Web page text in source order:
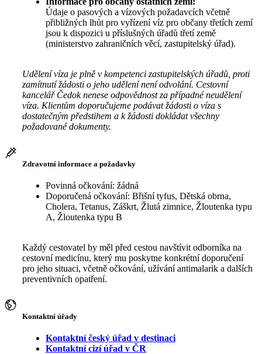
Údaje o pasových a vízových požadavcích včetně
přibližných lhůt pro vyřízení víz pro občany třetích zemí
jsou k dispozici u příslušných úřadů třetí země
(ministerstvo zahraničních věcí, zastupitelský úřad).
Udělení víza je plně v kompetenci zastupitelských úřadů, proti
zamítnutí žádosti o jeho udělení není odvolání. Cestovní
kancelář Čedok nenese odpovědnost za případné neudělení
víza. Klientům doporučujeme podávat žádosti o víza s
dostatečným předstihem a k žádosti dokládat všechny
požadované dokumenty.
Zdravotní informace a požadavky
Povinná očkování: žádná
Doporučená očkování: Břišní tyfus, Dětská obrna,
Cholera, Tetanus, Záškrt, Žlutá zimnice, Žloutenka typu
A, Žloutenka typu B
Každý cestovatel by měl před cestou navštívit odborníka na
cestovní medicínu, který mu poskytne konkrétní doporučení
pro jeho situaci, včetně očkování, užívání antimalarik a dalších
preventivních opatření.
Kontaktní úřady
Kontaktní český úřad v destinaci
Kontaktní cizí úřad v ČR